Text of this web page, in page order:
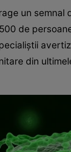
un
de
din